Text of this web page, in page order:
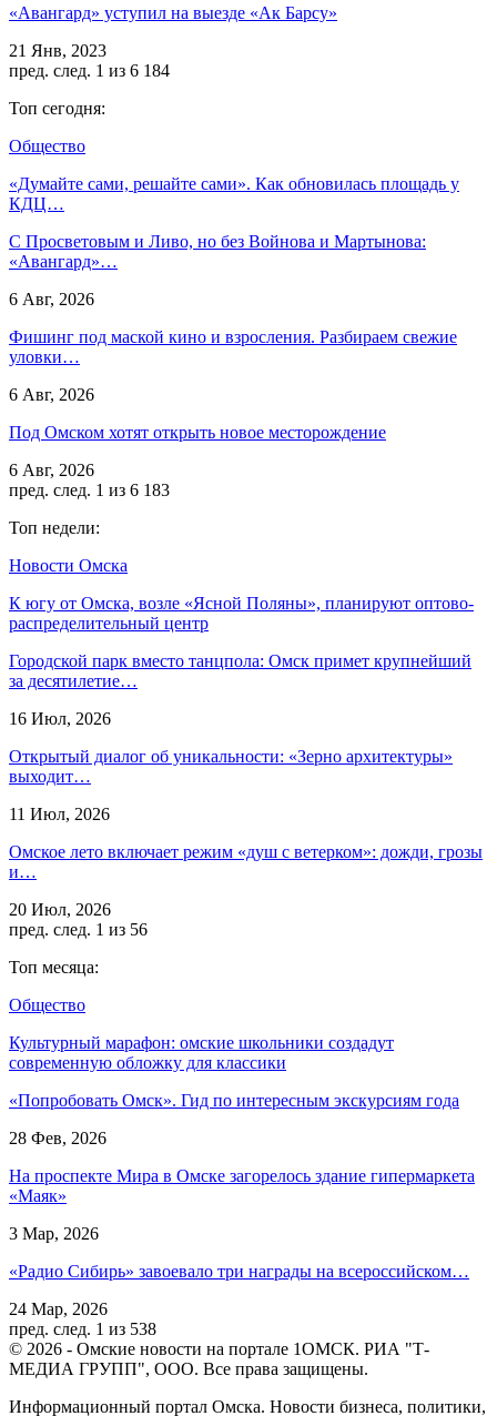
«Авангард» уступил на выезде «Ак Барсу»
21 Янв, 2023
пред. след. 1 из 6 184
Топ сегодня:
Общество
«Думайте сами, решайте сами». Как обновилась площадь у
КДЦ…
С Просветовым и Ливо, но без Войнова и Мартынова:
«Авангард»…
6 Авг, 2026
Фишинг под маской кино и взросления. Разбираем свежие
уловки…
6 Авг, 2026
Под Омском хотят открыть новое месторождение
6 Авг, 2026
пред. след. 1 из 6 183
Топ недели:
Новости Омска
К югу от Омска, возле «Ясной Поляны», планируют оптово-
распределительный центр
Городской парк вместо танцпола: Омск примет крупнейший
за десятилетие…
16 Июл, 2026
Открытый диалог об уникальности: «Зерно архитектуры»
выходит…
11 Июл, 2026
Омское лето включает режим «душ с ветерком»: дожди, грозы
и…
20 Июл, 2026
пред. след. 1 из 56
Топ месяца:
Общество
Культурный марафон: омские школьники создадут
современную обложку для классики
«Попробовать Омск». Гид по интересным экскурсиям года
28 Фев, 2026
На проспекте Мира в Омске загорелось здание гипермаркета
«Маяк»
3 Мар, 2026
«Радио Сибирь» завоевало три награды на всероссийском…
24 Мар, 2026
пред. след. 1 из 538
© 2026 - Омские новости на портале 1ОМСК. РИА "Т-
МЕДИА ГРУПП", ООО. Все права защищены.
Информационный портал Омска. Новости бизнеса, политики,